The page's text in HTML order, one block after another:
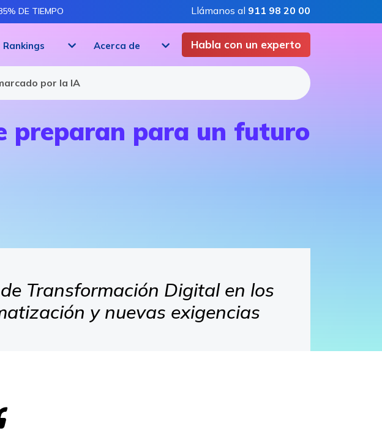
DE TIEMPO Llámanos al 911 98 20 00
Habla con un experto
Rankings Acerca de
por la IA
preparan para un futuro
Transformación Digital en los
y nuevas exigencias